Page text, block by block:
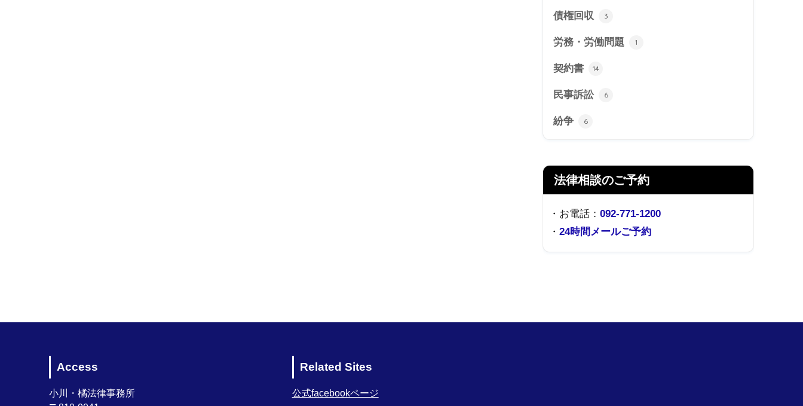
債権回収 3
労務・労働問題 1
契約書 14
民事訴訟 6
紛争 6
法律相談のご予約
・お電話： 092-771-1200
・ 24時間メールご予約
Access
小川・橘法律事務所
Related Sites
公式facebookページ